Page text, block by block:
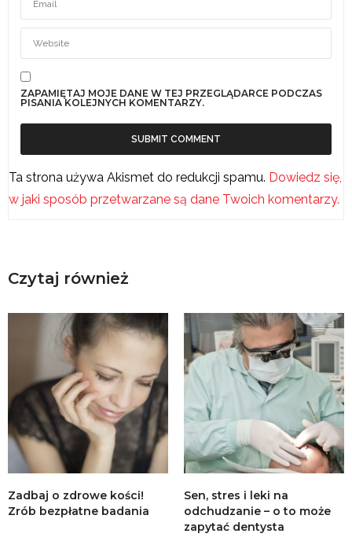
ZAPAMIĘTAJ MOJE DANE W TEJ PRZEGLĄDARCE PODCZAS
PISANIA KOLEJNYCH KOMENTARZY.
Ta strona używa Akismet do redukcji spamu. Dowiedz się,
w jaki sposób przetwarzane są dane Twoich komentarzy.
Czytaj również
Zadbaj o zdrowe kości!
Zrób bezpłatne badania
Sen, stres i leki na
odchudzanie – o to może
zapytać dentysta